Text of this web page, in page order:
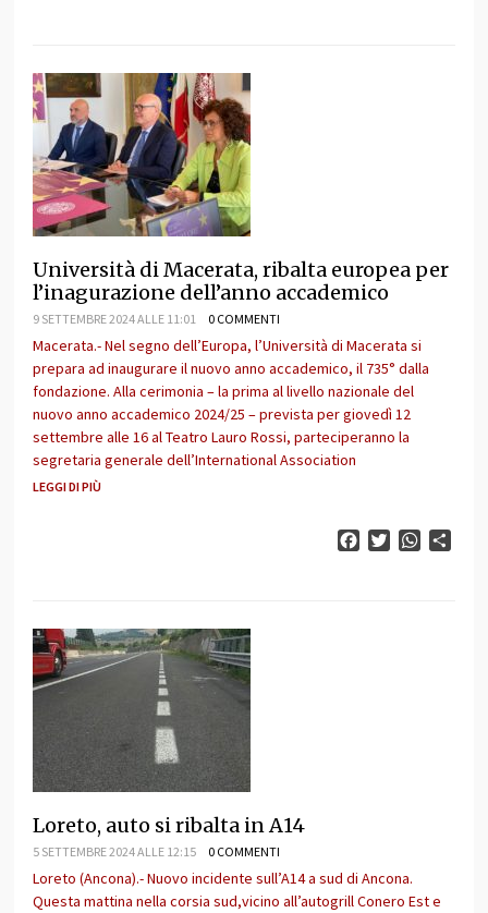
Università di Macerata, ribalta europea per
l’inagurazione dell’anno accademico
9 SETTEMBRE 2024 ALLE 11:01 0 COMMENTI
Macerata.- Nel segno dell’Europa, l’Università di Macerata si
prepara ad inaugurare il nuovo anno accademico, il 735° dalla
fondazione. Alla cerimonia – la prima al livello nazionale del
nuovo anno accademico 2024/25 – prevista per giovedì 12
settembre alle 16 al Teatro Lauro Rossi, parteciperanno la
segretaria generale dell’International Association
LEGGI DI PIÙ
FacebookTwitter
Loreto, auto si ribalta in A14
5 SETTEMBRE 2024 ALLE 12:15 0 COMMENTI
Loreto (Ancona).- Nuovo incidente sull’A14 a sud di Ancona.
Questa mattina nella corsia sud,vicino all’autogrill Conero Est e